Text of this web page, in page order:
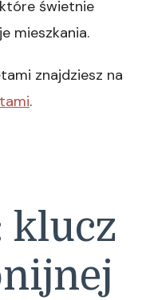
świetnie
mieszkania.
znajdziesz na
.
klucz